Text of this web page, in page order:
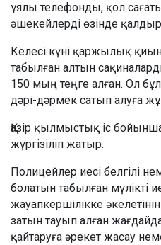
ұялы телефонды, қол
әшекейлерді өзінде
Келесі күні қаржылық
табылған алтын
150 мың теңге алған. Ол
дәрі-дәрмек сатып алуға
Қазір қылмыстық іс
жүргізіліп жатыр.
Полицейлер иесі белгілі
болатын табылған мүлікті
жауапкершілікке
затын тауып алған
қайтаруға әрекет жасау